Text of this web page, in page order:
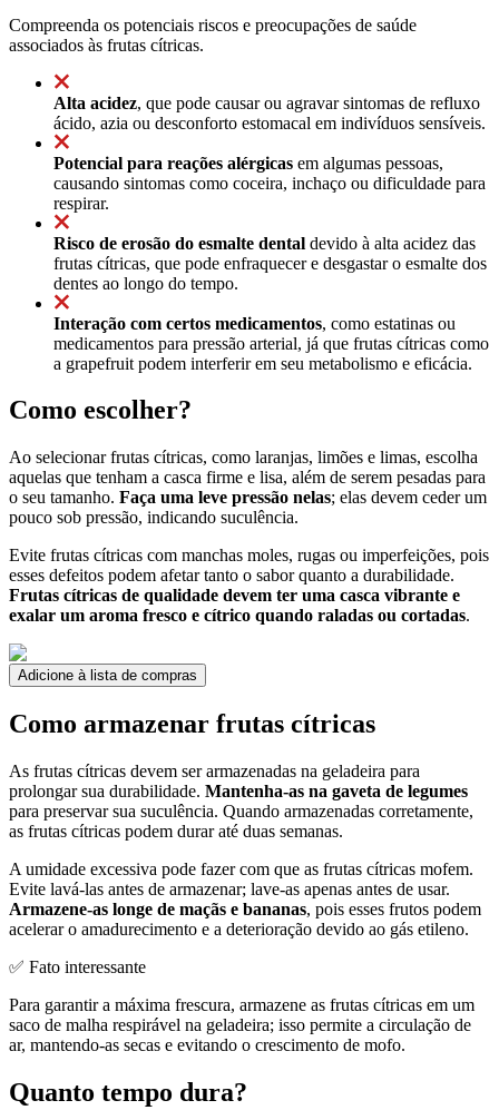
Compreenda os potenciais riscos e preocupações de saúde
associados às frutas cítricas.
Alta acidez, que pode causar ou agravar sintomas de refluxo
ácido, azia ou desconforto estomacal em indivíduos sensíveis.
Potencial para reações alérgicas em algumas pessoas,
causando sintomas como coceira, inchaço ou dificuldade para
respirar.
Risco de erosão do esmalte dental devido à alta acidez das
frutas cítricas, que pode enfraquecer e desgastar o esmalte dos
dentes ao longo do tempo.
Interação com certos medicamentos, como estatinas ou
medicamentos para pressão arterial, já que frutas cítricas como
a grapefruit podem interferir em seu metabolismo e eficácia.
Como escolher?
Ao selecionar frutas cítricas, como laranjas, limões e limas, escolha
aquelas que tenham a casca firme e lisa, além de serem pesadas para
o seu tamanho. Faça uma leve pressão nelas; elas devem ceder um
pouco sob pressão, indicando suculência.
Evite frutas cítricas com manchas moles, rugas ou imperfeições, pois
esses defeitos podem afetar tanto o sabor quanto a durabilidade.
Frutas cítricas de qualidade devem ter uma casca vibrante e
exalar um aroma fresco e cítrico quando raladas ou cortadas.
Adicione à lista de compras
Como armazenar frutas cítricas
As frutas cítricas devem ser armazenadas na geladeira para
prolongar sua durabilidade. Mantenha-as na gaveta de legumes
para preservar sua suculência. Quando armazenadas corretamente,
as frutas cítricas podem durar até duas semanas.
A umidade excessiva pode fazer com que as frutas cítricas mofem.
Evite lavá-las antes de armazenar; lave-as apenas antes de usar.
Armazene-as longe de maçãs e bananas, pois esses frutos podem
acelerar o amadurecimento e a deterioração devido ao gás etileno.
✅ Fato interessante
Para garantir a máxima frescura, armazene as frutas cítricas em um
saco de malha respirável na geladeira; isso permite a circulação de
ar, mantendo-as secas e evitando o crescimento de mofo.
Quanto tempo dura?